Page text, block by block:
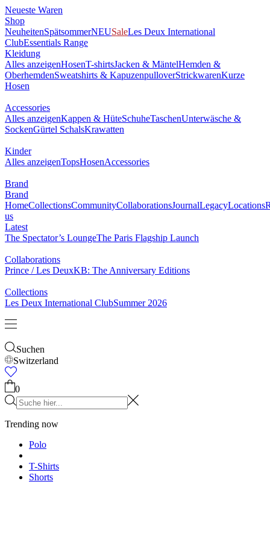
Neueste Waren
Shop
NeuheitenSpätsommerNEUSaleLes Deux International
ClubEssentials Range
Kleidung
Alles anzeigenHosenT-shirtsJacken & MäntelHemden &
OberhemdenSweatshirts & KapuzenpulloverStrickwarenKurze
Hosen
Accessories
Alles anzeigenKappen & HüteSchuheTaschenUnterwäsche &
SockenGürtel SchalsKrawatten
Kinder
Alles anzeigenTopsHosenAccessories
Brand
Brand
HomeCollectionsCommunityCollaborationsJournalLegacyLocations
us
Latest
The Spectator’s LoungeThe Paris Flagship Launch
Collaborations
Prince / Les DeuxKB: The Anniversary Editions
Collections
Les Deux International ClubSummer 2026
Suchen
Switzerland
0
Trending now
Polo
T-Shirts
Shorts